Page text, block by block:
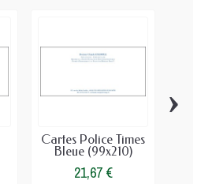
Cartes Police Times
Bleue (99x210)
21,67 €
›